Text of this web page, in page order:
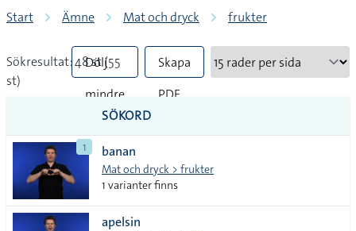
Start Ämne Mat och dryck frukter
Sökresultat: 48 st (55
st)
Dölj
mindre
tecken
Skapa
PDF
SÖKORD
1 banan
Mat och dryck > frukter
1 varianter finns
apelsin